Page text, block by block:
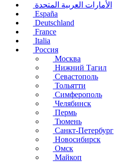
الأمارات العربية المتحدة
España
Deutschland
France
Italia
Россия
Москва
Нижний Тагил
Севастополь
Тольятти
Симферополь
Челябинск
Пермь
Тюмень
Санкт-Петербург
Новосибирск
Омск
Майкоп